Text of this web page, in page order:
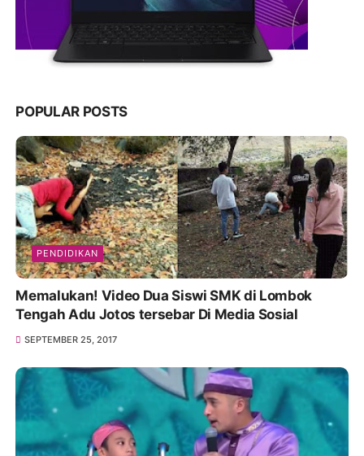
POPULAR POSTS
PENDIDIKAN
Memalukan! Video Dua Siswi SMK di Lombok
Tengah Adu Jotos tersebar Di Media Sosial
SEPTEMBER 25, 2017